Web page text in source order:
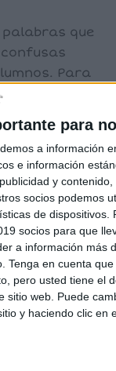
para
a información
e información
y
socios podemos
de dispositivos.
socios para que
a información más
Tenga en cuenta
pero usted tiene el
web. Puede
y haciendo clic en
que
Para
cuentan
para